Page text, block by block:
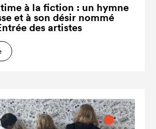
à la fiction : un hymne
et à son désir nommé
des artistes